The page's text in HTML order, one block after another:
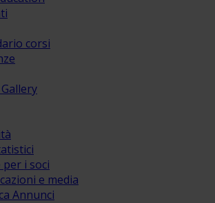
corsi
per i soci
e media
Annunci